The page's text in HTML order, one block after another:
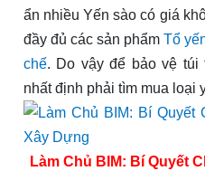
ẩn nhiều Yến sào có giá
đầy đủ các sản phẩm Tổ
chế. Do vậy để bảo vệ túi
nhất định phải tìm mua loại
Làm Chủ BIM: Bí Quyết